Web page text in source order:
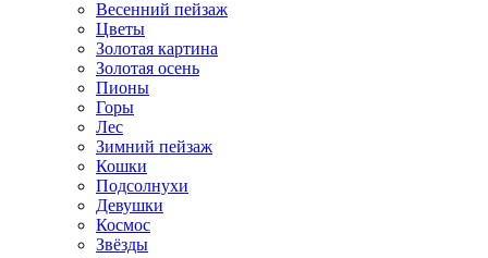
Весенний пейзаж
Цветы
Золотая картина
Золотая осень
Пионы
Горы
Лес
Зимний пейзаж
Кошки
Подсолнухи
Девушки
Космос
Звёзды